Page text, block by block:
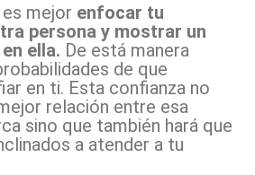
mejor enfocar tu
persona y mostrar un
ella. De está manera
de que
en ti. Esta confianza no
relación entre esa
sino que también hará que
a atender a tu